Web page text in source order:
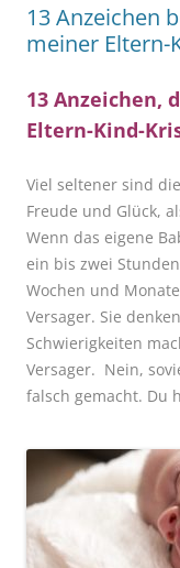
13 Anzeichen
meiner Eltern-
13 Anzeichen,
Eltern-Kind-
Viel seltener sind
Freude und Glück,
Wenn das eigene
ein bis zwei
Wochen und
Versager. Sie
Schwierigkeiten
Versager. Nein,
falsch gemacht. Du